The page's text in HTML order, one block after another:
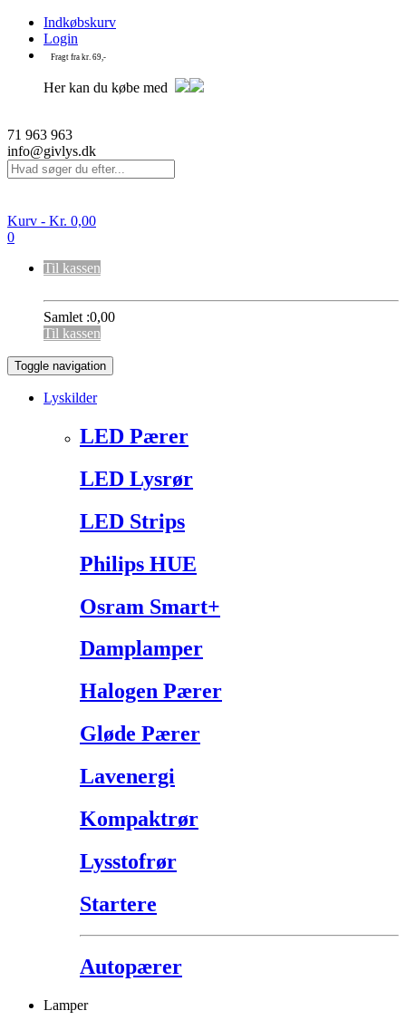
Indkøbskurv
Login
Fragt fra kr. 69,-
Her kan du købe med
71 963 963
info@givlys.dk
Kurv - Kr. 0,00
0
Til kassen
Samlet :0,00
Til kassen
Toggle navigation
Lyskilder
LED Pærer
LED Lysrør
LED Strips
Philips HUE
Osram Smart+
Damplamper
Halogen Pærer
Gløde Pærer
Lavenergi
Kompaktrør
Lysstofrør
Startere
Autopærer
Lamper